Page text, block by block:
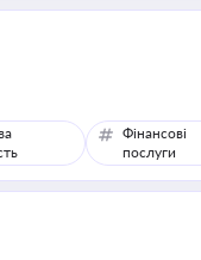
Фінансові
послуги